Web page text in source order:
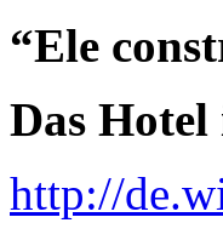
“Ele
Das Hotel
http://